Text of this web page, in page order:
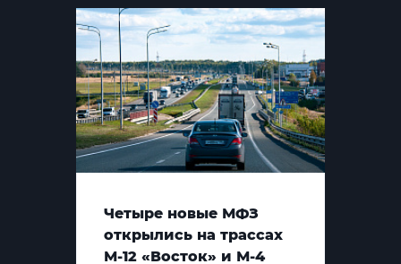
Четыре новые МФЗ
открылись на трассах
М-12 «Восток» и М-4